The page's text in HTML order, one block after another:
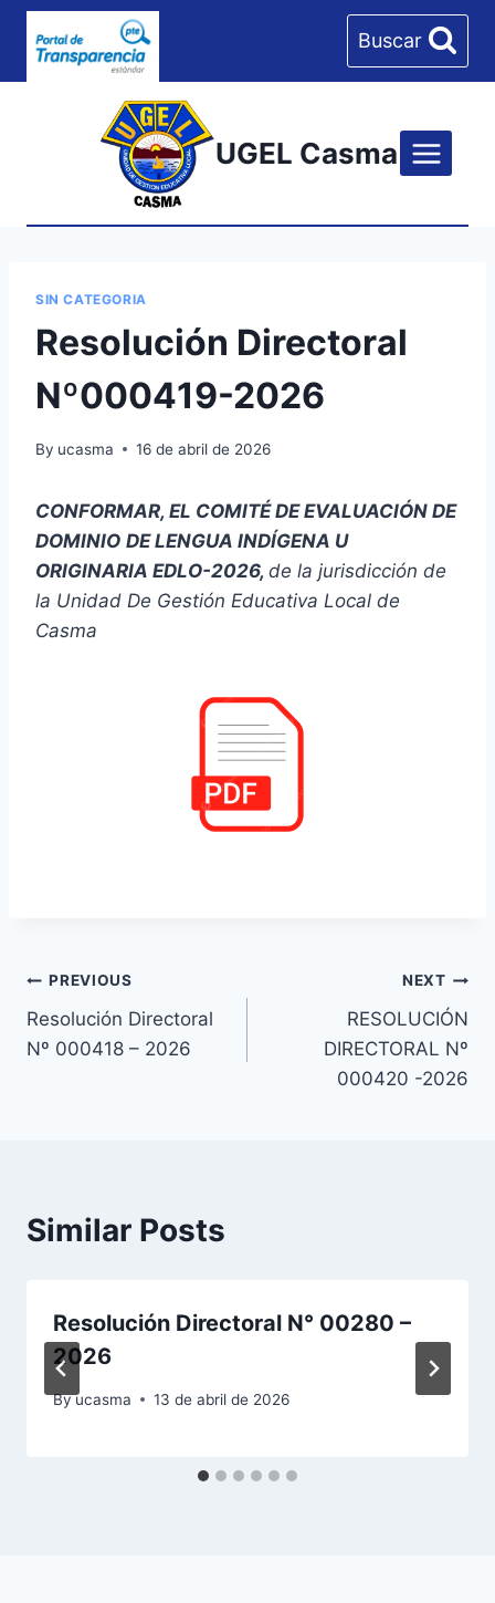
Skip
Buscar
UGEL Casma
SIN CATEGORIA
Resolución Directoral
Nº000419-2026
By ucasma 16 de abril de 2026
CONFORMAR, EL COMITÉ DE EVALUACIÓN DE
DOMINIO DE LENGUA INDÍGENA U
ORIGINARIA EDLO-2026, de la jurisdicción de
la Unidad De Gestión Educativa Local de
Casma
Navegación
de
PREVIOUS
Resolución Directoral
Nº 000418 – 2026
NEXT
RESOLUCIÓN
DIRECTORAL Nº
000420 -2026
Similar Posts
Resolución Directoral N° 00280 –
2026
Byucasma 13 de abril de 2026